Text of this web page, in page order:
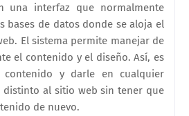
una interfaz que normalmente
bases de datos donde se aloja el
El sistema permite manejar de
el contenido y el diseño. Así, es
contenido y darle en cualquier
distinto al sitio web sin tener que
de nuevo.